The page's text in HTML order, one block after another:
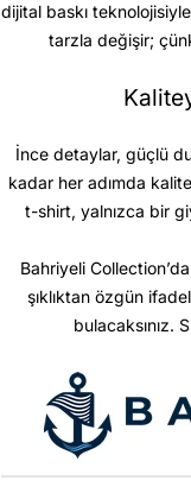
dijital baskı
tarzla değişir;
İnce detaylar, güçlü
kadar her adımda
t-shirt, yalnızca bir
Bahriyeli
şıklıktan özgün
bulacaksınız.